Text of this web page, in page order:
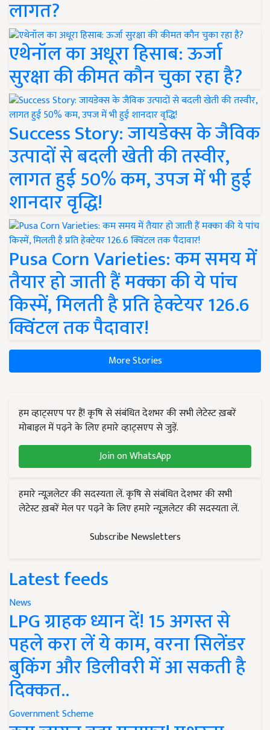
लागत?
एथेनॉल का अधूरा हिसाब: ऊर्जा
सुरक्षा की कीमत कौन चुका रहा है?
Success Story: जायडेक्स के जैविक
उत्पादों से बदली खेती की तस्वीर,
लागत हुई 50% कम, उपज में भी हुई
शानदार वृद्धि!
Pusa Corn Varieties: कम समय में
तैयार हो जाती हैं मक्का की ये पांच
किस्में, मिलती है प्रति हेक्टेयर 126.6
क्विंटल तक पैदावार!
More Stories
हम व्हाट्सएप पर हैं! कृषि से संबंधित देशभर की सभी लेटेस्ट ख़बरें
मोबाइल में पढ़ने के लिए हमारे व्हाट्सएप से जुड़ें.
Join on WhatsApp
हमारे न्यूज़लेटर की सदस्यता लें. कृषि से संबंधित देशभर की सभी
लेटेस्ट ख़बरें मेल पर पढ़ने के लिए हमारे न्यूज़लेटर की सदस्यता लें.
Subscribe Newsletters
Latest feeds
News
LPG ग्राहक ध्यान दें! 15 अगस्त से
पहले करा लें ये काम, वरना सिलेंडर
बुकिंग और डिलीवरी में आ सकती है
दिक्कत..
Government Scheme